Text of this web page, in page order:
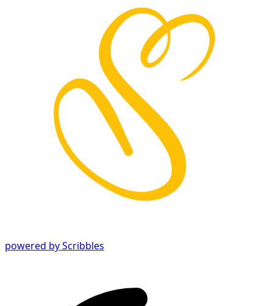
powered by Scribbles